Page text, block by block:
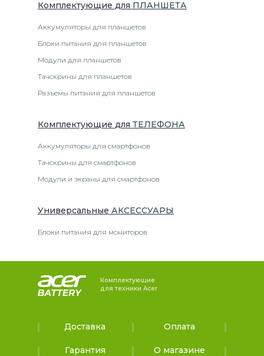
Комплектующие для ПЛАНШЕТА
Аккумуляторы для планшетов
Блоки питания для планшетов
Модули для планшетов
Тачскрины для планшетов
Разъемы питания для планшетов
Комплектующие для ТЕЛЕФОНА
Аккумуляторы для смартфонов
Тачскрины для смартфонов
Модули и экраны для смартфонов
Универсальные АКСЕССУАРЫ
Блоки питания для мониторов
Комплектующие
для техники Acer
Доставка Оплата
Гарантия О магазине